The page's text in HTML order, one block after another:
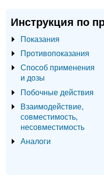
Инструкция по
Показания
Противопоказания
Способ применения
и дозы
Побочные действия
Взаимодействие,
совместимость,
несовместимость
Аналоги